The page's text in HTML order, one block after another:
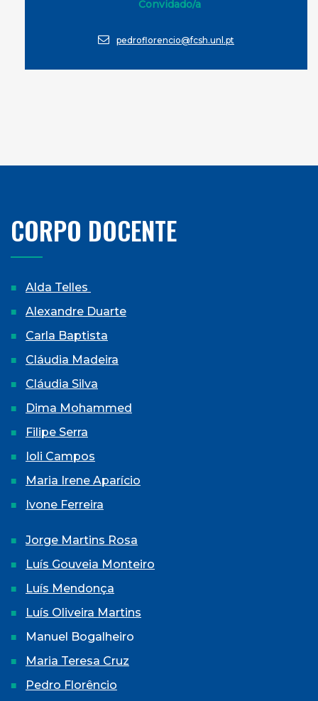
Convidado/a
pedroflorencio@fcsh.unl.pt
CORPO DOCENTE
Alda Telles
Alexandre Duarte
Carla Baptista
Cláudia Madeira
Cláudia Silva
Dima Mohammed
Filipe Serra
Ioli Campos
Maria Irene Aparício
Ivone Ferreira
Jorge Martins Rosa
Luís Gouveia Monteiro
Luís Mendonça
Luís Oliveira Martins
Manuel Bogalheiro
Maria Teresa Cruz
Pedro Florêncio